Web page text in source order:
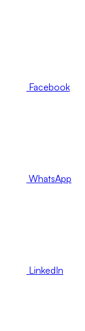
Facebook
WhatsApp
LinkedIn